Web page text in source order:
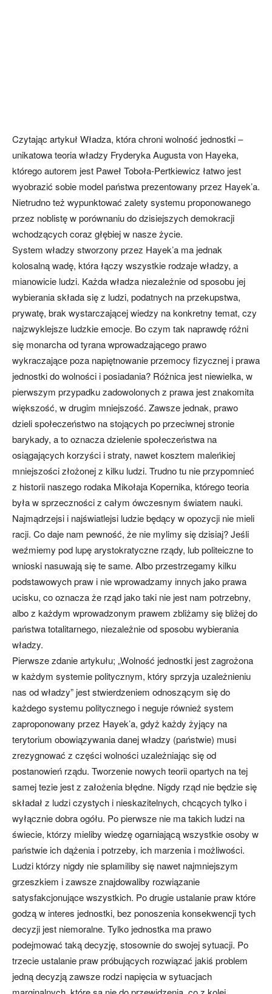
Czytając artykuł Władza, która chroni wolność jednostki –
unikatowa teoria władzy Fryderyka Augusta von Hayeka,
którego autorem jest Paweł Toboła-Pertkiewicz łatwo jest
wyobrazić sobie model państwa prezentowany przez Hayek’a.
Nietrudno też wypunktować zalety systemu proponowanego
przez noblistę w porównaniu do dzisiejszych demokracji
wchodzących coraz głębiej w nasze życie.
System władzy stworzony przez Hayek’a ma jednak
kolosalną wadę, która łączy wszystkie rodzaje władzy, a
mianowicie ludzi. Każda władza niezależnie od sposobu jej
wybierania składa się z ludzi, podatnych na przekupstwa,
prywatę, brak wystarczającej wiedzy na konkretny temat, czy
najzwyklejsze ludzkie emocje. Bo czym tak naprawdę różni
się monarcha od tyrana wprowadzającego prawo
wykraczające poza napiętnowanie przemocy fizycznej i prawa
jednostki do wolności i posiadania? Różnica jest niewielka, w
pierwszym przypadku zadowolonych z prawa jest znakomita
większość, w drugim mniejszość. Zawsze jednak, prawo
dzieli społeczeństwo na stojących po przeciwnej stronie
barykady, a to oznacza dzielenie społeczeństwa na
osiągających korzyści i straty, nawet kosztem maleńkiej
mniejszości złożonej z kilku ludzi. Trudno tu nie przypomnieć
z historii naszego rodaka Mikołaja Kopernika, którego teoria
była w sprzeczności z całym ówczesnym światem nauki.
Najmądrzejsi i najświatlejsi ludzie będący w opozycji nie mieli
racji. Co daje nam pewność, że nie mylimy się dzisiaj? Jeśli
weźmiemy pod lupę arystokratyczne rządy, lub politeiczne to
wnioski nasuwają się te same. Albo przestrzegamy kilku
podstawowych praw i nie wprowadzamy innych jako prawa
ucisku, co oznacza że rząd jako taki nie jest nam potrzebny,
albo z każdym wprowadzonym prawem zbliżamy się bliżej do
państwa totalitarnego, niezależnie od sposobu wybierania
władzy.
Pierwsze zdanie artykułu; „Wolność jednostki jest zagrożona
w każdym systemie politycznym, który sprzyja uzależnieniu
nas od władzy” jest stwierdzeniem odnoszącym się do
każdego systemu politycznego i neguje również system
zaproponowany przez Hayek’a, gdyż każdy żyjący na
terytorium obowiązywania danej władzy (państwie) musi
zrezygnować z części wolności uzależniając się od
postanowień rządu. Tworzenie nowych teorii opartych na tej
samej tezie jest z założenia błędne. Nigdy rząd nie będzie się
składał z ludzi czystych i nieskazitelnych, chcących tylko i
wyłącznie dobra ogółu. Po pierwsze nie ma takich ludzi na
świecie, którzy mieliby wiedzę ogarniającą wszystkie osoby w
państwie ich dążenia i potrzeby, ich marzenia i możliwości.
Ludzi którzy nigdy nie splamiliby się nawet najmniejszym
grzeszkiem i zawsze znajdowaliby rozwiązanie
satysfakcjonujące wszystkich. Po drugie ustalanie praw które
godzą w interes jednostki, bez ponoszenia konsekwencji tych
decyzji jest niemoralne. Tylko jednostka ma prawo
podejmować taką decyzję, stosownie do swojej sytuacji. Po
trzecie ustalanie praw próbujących rozwiązać jakiś problem
jedną decyzją zawsze rodzi napięcia w sytuacjach